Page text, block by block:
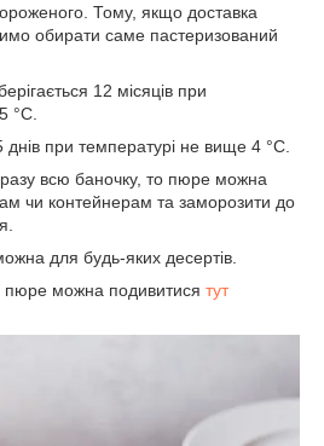
Тому, якщо доставка
обирати саме пастеризований
12 місяців при
°C.
днів при температурі не вище 4 °C.
всю баночку, то пюре можна
чи контейнерам та заморозити до
для будь-яких десертів.
пюре можна подивитися тут